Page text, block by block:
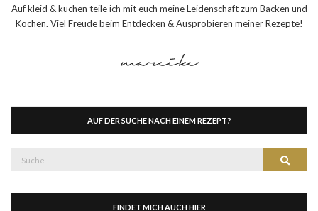
Auf kleid & kuchen teile ich mit euch meine Leidenschaft zum Backen und
Kochen. Viel Freude beim Entdecken & Ausprobieren meiner Rezepte!
AUF DER SUCHE NACH EINEM REZEPT?
Suche
FINDET MICH AUCH HIER